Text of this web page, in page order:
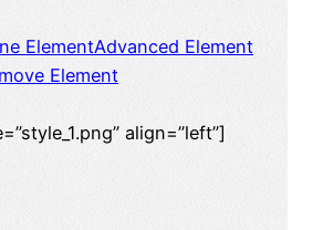
ElementAdvanced Element
Element
align=”left”]